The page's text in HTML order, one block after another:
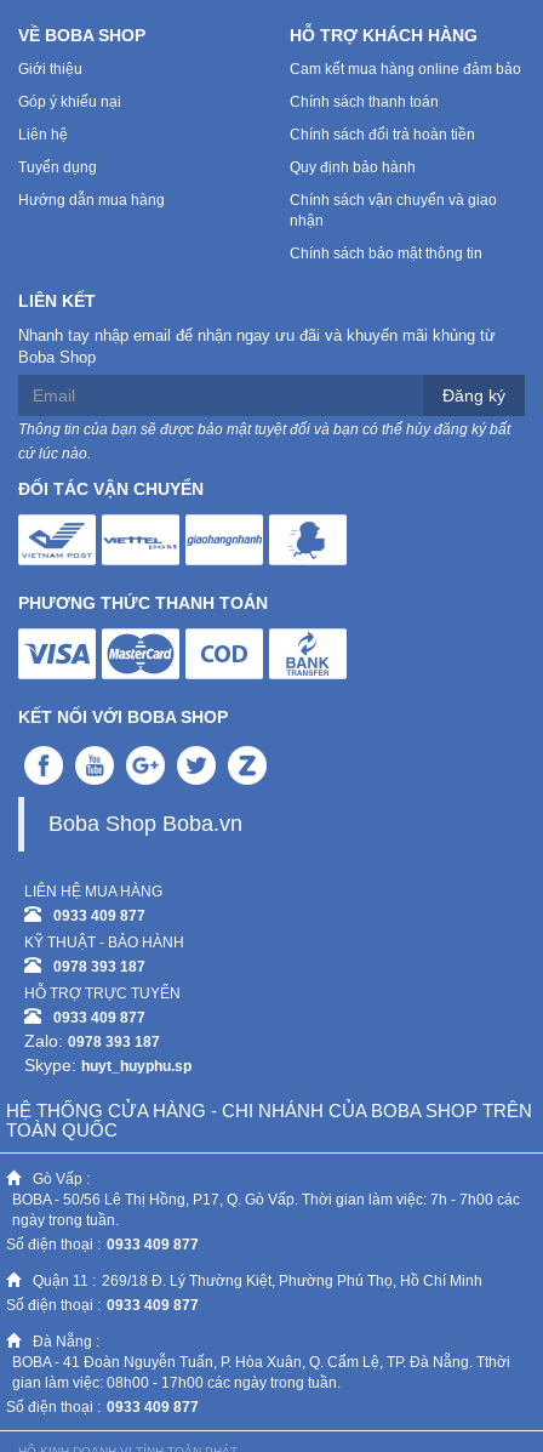
Bị
Y
Dụng
Cụ
Massage
Dã
Ngoại
Ô
Tô
Máy
Đồ
chơi
công
nghệ
Dịch
vụ
Voucher
Mẹ
Và
Bé
VỀ BOBA SHOP
Giới thiệu
Góp ý khiếu nại
Liên hệ
Tuyển dụng
Hướng dẫn mua hàng
HỖ TRỢ KHÁCH HÀNG
Cam kết mua hàng online đảm bảo
Chính sách thanh toán
Chính sách đổi trả hoàn tiền
Quy định bảo hành
Chính sách vận chuyển và giao
nhận
Chính sách bảo mật thông tin
LIÊN KẾT
Nhanh tay nhập email để nhận ngay ưu đãi và khuyến mãi khủng từ
Boba Shop
Đăng ký
Thông tin của bạn sẽ được bảo mật tuyệt đối và bạn có thể hủy đăng ký bất
cứ lúc nào.
ĐỐI TÁC VẬN CHUYỂN
PHƯƠNG THỨC THANH TOÁN
KẾT NỐI VỚI BOBA SHOP
Boba Shop Boba.vn
LIÊN HỆ MUA HÀNG
0933 409 877
KỸ THUẬT - BẢO HÀNH
0978 393 187
HỖ TRỢ TRỰC TUYẾN
0933 409 877
Zalo: 0978 393 187
Skype: huyt_huyphu.sp
HỆ THỐNG CỬA HÀNG - CHI NHÁNH CỦA BOBA SHOP TRÊN
TOÀN QUỐC
Gò Vấp :
BOBA - 50/56 Lê Thị Hồng, P17, Q. Gò Vấp. Thời gian làm việc: 7h - 7h00 các
ngày trong tuần.
Số điện thoại : 0933 409 877
Quận 11 : 269/18 Đ. Lý Thường Kiệt, Phường Phú Thọ, Hồ Chí Minh
Số điện thoại : 0933 409 877
Đà Nẵng :
BOBA - 41 Đoàn Nguyễn Tuấn, P. Hòa Xuân, Q. Cẩm Lệ, TP. Đà Nẵng. Tthời
gian làm việc: 08h00 - 17h00 các ngày trong tuần.
Số điện thoại : 0933 409 877